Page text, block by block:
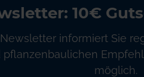
10€
informiert Sie
pflanzenbaulichen
möglich.